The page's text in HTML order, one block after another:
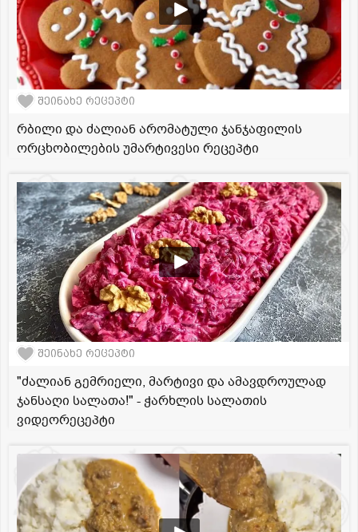
შეინახე რეცეპტი
რბილი და ძალიან არომატული ჯანჯაფილის
ორცხობილების უმარტივესი რეცეპტი
შეინახე რეცეპტი
"ძალიან გემრიელი, მარტივი და ამავდროულად
ჯანსაღი სალათა!" - ჭარხლის სალათის
ვიდეორეცეპტი